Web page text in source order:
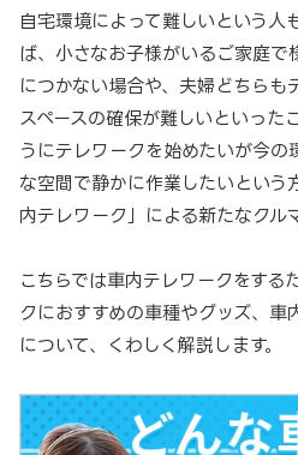
自宅環境によって難しいという人
ば、小さなお子様がいるご家庭で
につかない場合や、夫婦どちらも
スペースの確保が難しいといった
うにテレワークを始めたいが今の
な空間で静かに作業したいという
内テレワーク」による新たなクル
こちらでは車内テレワークをする
クにおすすめの車種やグッズ、車
について、くわしく解説します。